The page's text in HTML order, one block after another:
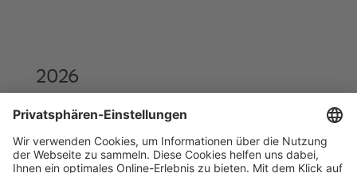
2026
Bericht Offenlegungspflichten nach § 134c
AktG 2026 (.pdf)